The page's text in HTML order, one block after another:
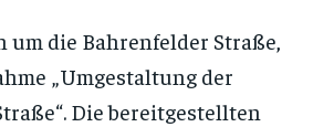
um die Bahrenfelder Straße,
„Umgestaltung der
Die bereitgestellten